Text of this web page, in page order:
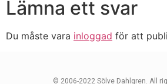
Lämna ett svar
Du måste vara inloggad för att
© 2006-2022 Sölve Dahlgren. All